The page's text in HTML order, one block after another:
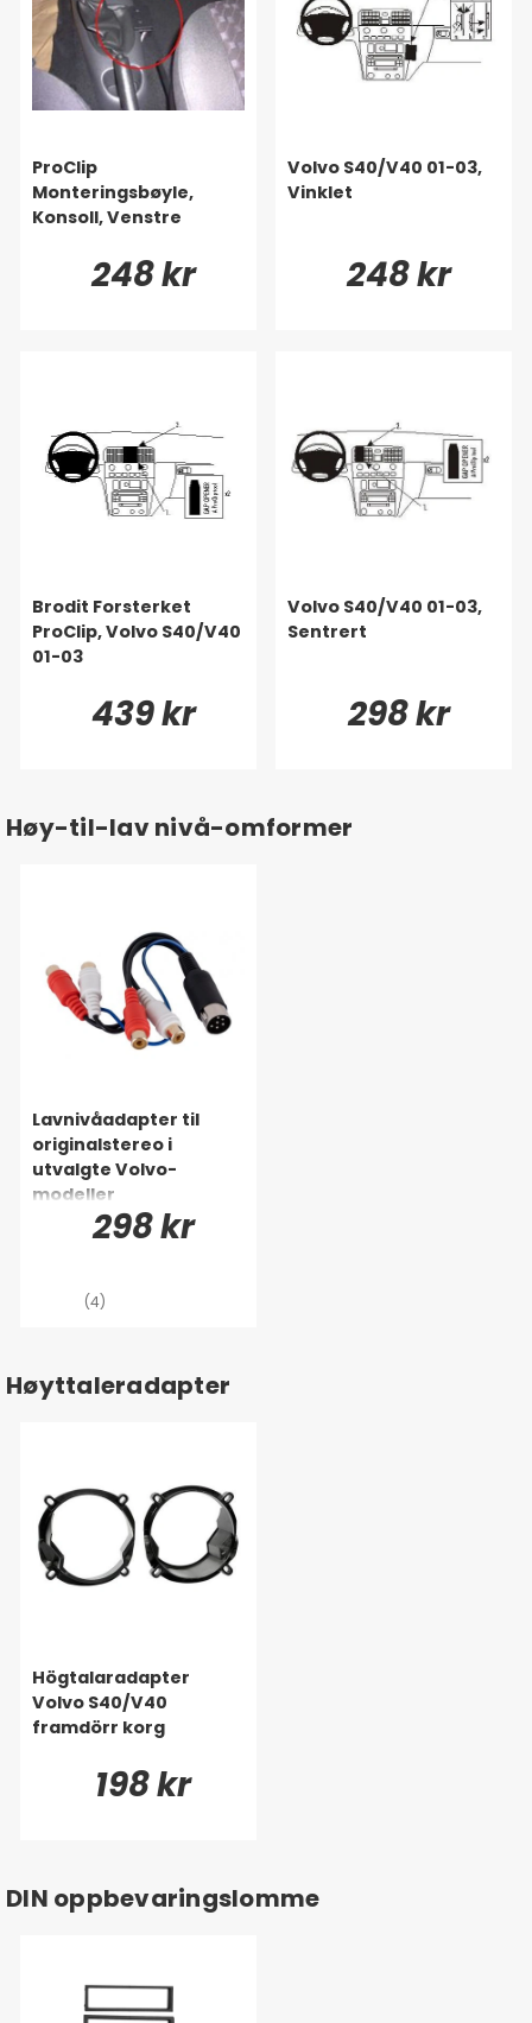
ProClip
Monteringsbøyle,
Konsoll, Venstre
248 kr
Volvo S40/V40 01-03,
Vinklet
248 kr
Brodit Forsterket
ProClip, Volvo S40/V40
01-03
439 kr
Volvo S40/V40 01-03,
Sentrert
298 kr
Høy-til-lav nivå-omformer
Lavnivåadapter til
originalstereo i
utvalgte Volvo-
modeller
298 kr
(4)
Høyttaleradapter
Högtalaradapter
Volvo S40/V40
framdörr korg
198 kr
DIN oppbevaringslomme